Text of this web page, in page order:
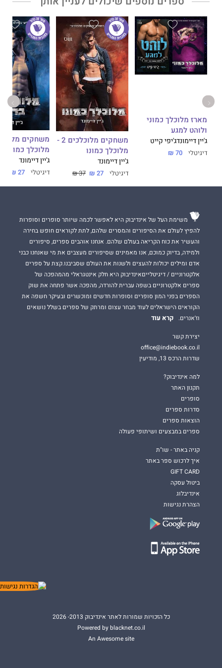
מלהיט, יצרי ומהנה.
ספר שהוא התפרעות כייפית וסוחפת שמשאירה טעם טוב.
מארז מלוכלך כמוני
ולוהט למגע
ג'יין דיימונדג'יפי קייט
דיגיטלי 70 ₪
משחקים מלוכלכים 2 -
מלוכלך כמונו
ג'יין דיימונד
דיגיטלי 27 ₪
37 ₪
מלוכלך כמו
ג'יין דיימונד
דיגיטלי 27 ₪
משימת העל של אינדיבוק היא לאפשר לכמה שיותר סופרים וסופרות
להפיץ לעולם את הסיפורים והמסרים שלהם, לתת לקוראים חופש בחירה
והעשיר את כוח הקריאה בעולם שלהם. אנחנו אוהבים ספרים, סיפורים
ולמידה, בדיוק כמוכם, אנו מאמינים שסיפורים מעצבים את מי שאנחנו כבני
אדם ומילים יכולות להעצים ולשנות את העולם שסביבנו.קצת על ספרים
אלקטרוניים / דיגיטלייםאינדיבוק היא חלק אינטגראלי מהמהפכה של
ספרים אלקטרוניים בשפה עברית להורדה, מהפכה אשר פתחה את שוק
הספרים בפני המון סופרים וסופרות חדשים ומוכשרים ובעיקר חשפה את
הקוראים הישראלים לעוד מבחר עצום ומרתק של ספרים בשלל נושאים
וז'אנרים.
קרא עוד
יצירת קשר
office@indiebook.co.il
שדרות הרכס 13, מודיעין
למה אינדיבוק?
תקנון האתר
סופרים
סדרות ספרים
הוצאות ספרים
ספרים במבצעים ושיתופי פעולה
קניה באתר - שו"ת
איך לרכוש ספר באתר
GIFT CARD
ביטול עסקה
אינדיבלוג
הצהרת נגישות
כל הזכויות שמורות לאתר אינדיבוק 2013- 2026
Powered by blacknet.co.il
An Awesome site